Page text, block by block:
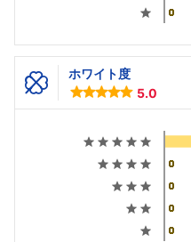
ホワイト度
5.0